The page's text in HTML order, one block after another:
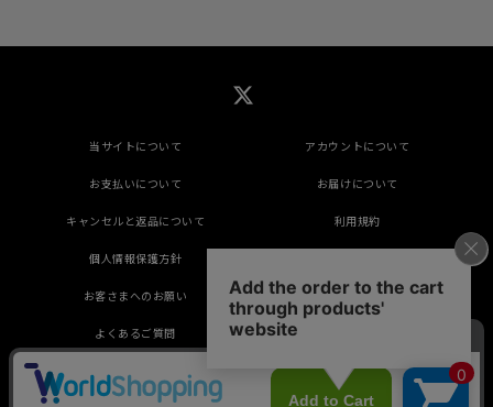
当サイトについて アカウントについて
お支払いについて お届けについて
キャンセルと返品について 利用規約
個人情報保護方針
お客さまへのお願い 推奨環境
よくあるご質問
掲載されているすべてのコンテンツ(記事、画像、
音声データ、映像データ等)の無断転載を禁じます。